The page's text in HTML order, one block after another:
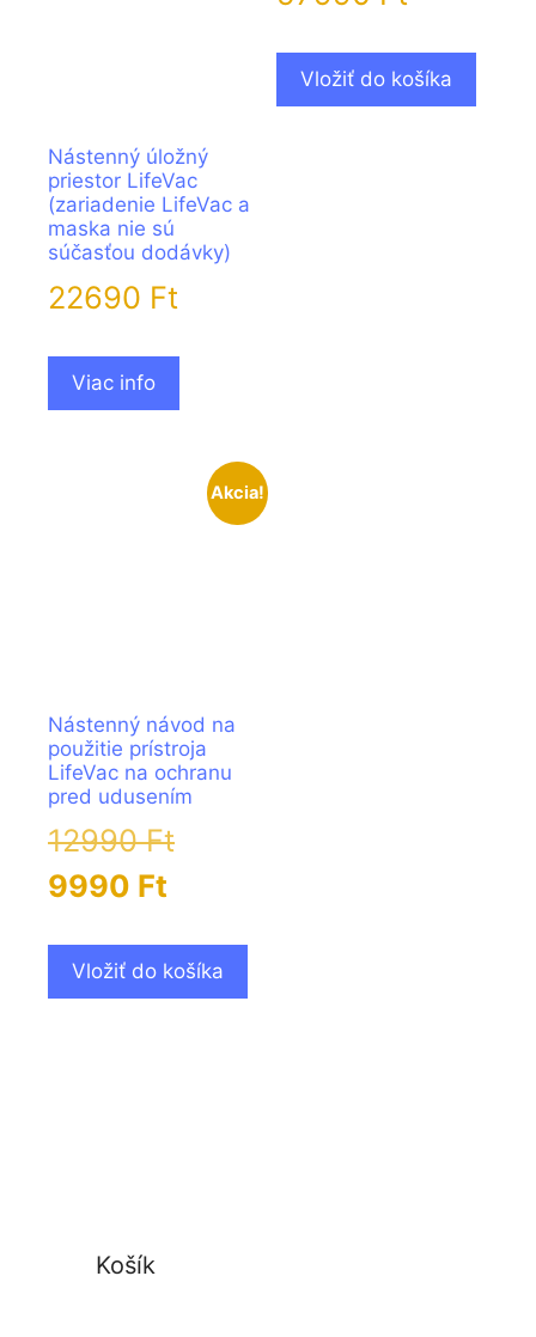
Nástenný úložný
priestor LifeVac
(zariadenie LifeVac a
maska nie sú
súčasťou dodávky)
22690 Ft
Viac info
Vložiť do košíka
Akcia!
Nástenný návod na
použitie prístroja
LifeVac na ochranu
pred udusením
12990FtPôvodná
12990 Ft.
9990 Ft
je:
Vložiť do košíka
Košík